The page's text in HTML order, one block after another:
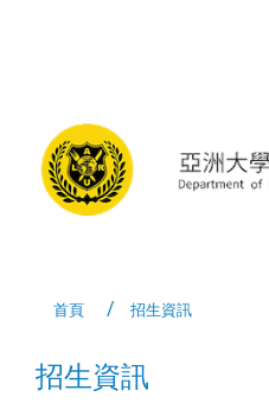
首頁 招生資訊
招生資訊